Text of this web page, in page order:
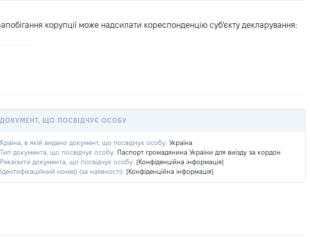
корупції може надсилати кореспонденцію суб'єкту декларування:
ДОКУМЕНТ, ЩО ПОСВІДЧУЄ ОСОБУ
Країна, в якій видано документ, що посвідчує особу: Україна
Тип документа, що посвідчує особу: Паспорт громадянина України для виїзду за кордон
Реквізити документа, що посвідчує особу: [Конфіденційна інформація]
Ідентифікаційний номер (за наявності): [Конфіденційна інформація]